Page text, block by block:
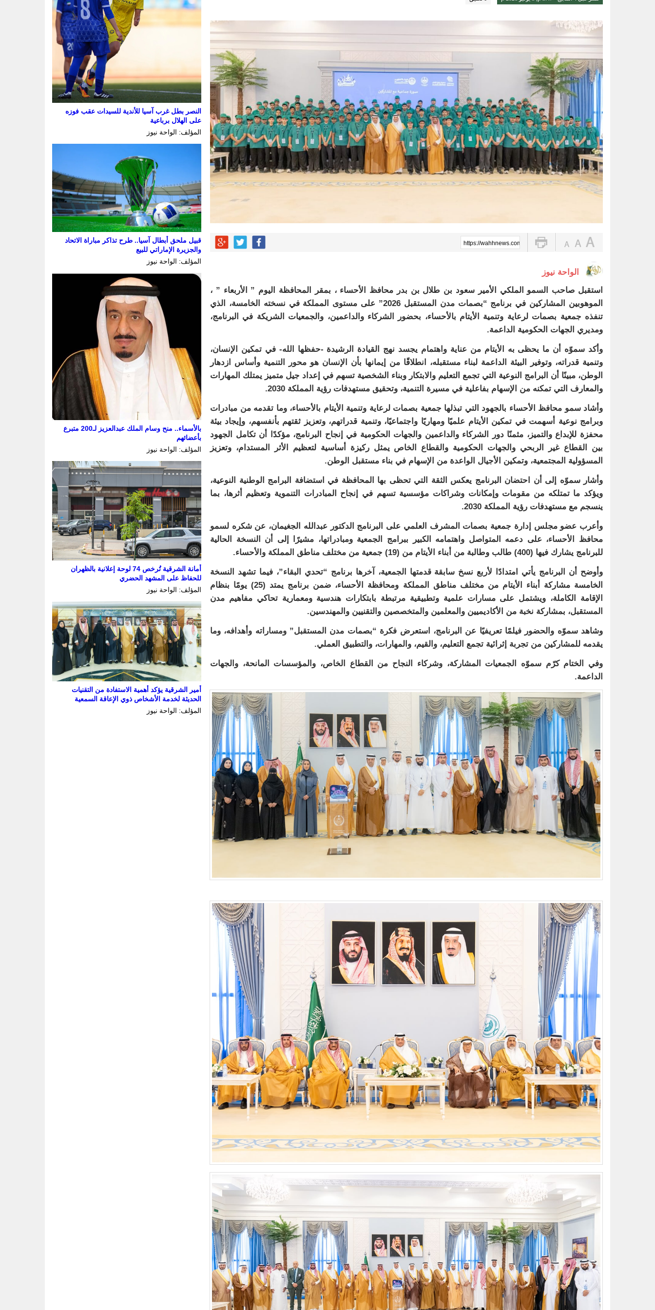
فريق طبي بالخبر ينهي معاناة تسعيني مع آلام الكتف بجراحة زراعة مفصل معكوس
حملة ميدانية بالدمام تضبط 55 مخالفة لناقلات المياه
أمير الشرقية يستقبل رئيس الهيئة السعودية للمياه ويطّلع على جهودها في المنطقة
نيابةً عن محافظ الأحساء.. وكيل المحافظة يرأس اجتماع لجنة السلامة المرورية
سلاح طبيعي ضد جلطات القلب.. كيف تحميك حفنة مكسرات 5 مرات أسبوعيا؟
كنز غني بالبروتين وقليل السعرات.. 6 فوائد صحية مذهلة لتناول الروبيان
https://wahhnews.com/?p=106169
الواحة نيوز
استقبل صاحب السمو الملكي الأمير سعود بن طلال بن بدر محافظ الأحساء ، بمقر المحافظة اليوم ” الأربعاء ” ،
الموهوبين المشاركين في برنامج “بصمات مدن المستقبل 2026” على مستوى المملكة في نسخته الخامسة، الذي
تنفذه جمعية بصمات لرعاية وتنمية الأيتام بالأحساء، بحضور الشركاء والداعمين، والجمعيات الشريكة في البرنامج،
ومديري الجهات الحكومية الداعمة.
وأكد سموّه أن ما يحظى به الأيتام من عناية واهتمام يجسد نهج القيادة الرشيدة -حفظها الله- في تمكين الإنسان،
وتنمية قدراته، وتوفير البيئة الداعمة لبناء مستقبله، انطلاقًا من إيمانها بأن الإنسان هو محور التنمية وأساس ازدهار
الوطن، مبينًا أن البرامج النوعية التي تجمع التعليم والابتكار وبناء الشخصية تسهم في إعداد جيل متميز يمتلك المهارات
والمعارف التي تمكنه من الإسهام بفاعلية في مسيرة التنمية، وتحقيق مستهدفات رؤية المملكة 2030.
وأشاد سمو محافظ الأحساء بالجهود التي تبذلها جمعية بصمات لرعاية وتنمية الأيتام بالأحساء، وما تقدمه من مبادرات
وبرامج نوعية أسهمت في تمكين الأيتام علميًا ومهاريًا واجتماعيًا، وتنمية قدراتهم، وتعزيز ثقتهم بأنفسهم، وإيجاد بيئة
محفزة للإبداع والتميز، مثمنًا دور الشركاء والداعمين والجهات الحكومية في إنجاح البرنامج، مؤكدًا أن تكامل الجهود
بين القطاع غير الربحي والجهات الحكومية والقطاع الخاص يمثل ركيزة أساسية لتعظيم الأثر المستدام، وتعزيز
المسؤولية المجتمعية، وتمكين الأجيال الواعدة من الإسهام في بناء مستقبل الوطن.
وأشار سموّه إلى أن احتضان البرنامج يعكس الثقة التي تحظى بها المحافظة في استضافة البرامج الوطنية النوعية،
ويؤكد ما تمتلكه من مقومات وإمكانات وشراكات مؤسسية تسهم في إنجاح المبادرات التنموية وتعظيم أثرها، بما
ينسجم مع مستهدفات رؤية المملكة 2030.
وأعرب عضو مجلس إدارة جمعية بصمات المشرف العلمي على البرنامج الدكتور عبدالله الجغيمان، عن شكره لسمو
محافظ الأحساء، على دعمه المتواصل واهتمامه الكبير ببرامج الجمعية ومبادراتها، مشيرًا إلى أن النسخة الحالية
للبرنامج يشارك فيها (400) طالب وطالبة من أبناء الأيتام من (19) جمعية من مختلف مناطق المملكة والأحساء.
وأوضح أن البرنامج يأتي امتدادًا لأربع نسخ سابقة قدمتها الجمعية، آخرها برنامج “تحدي البقاء”، فيما تشهد النسخة
الخامسة مشاركة أبناء الأيتام من مختلف مناطق المملكة ومحافظة الأحساء، ضمن برنامج يمتد (25) يومًا بنظام
الإقامة الكاملة، ويشتمل على مسارات علمية وتطبيقية مرتبطة بابتكارات هندسية ومعمارية تحاكي مفاهيم مدن
المستقبل، بمشاركة نخبة من الأكاديميين والمعلمين والمتخصصين والتقنيين والمهندسين.
وشاهد سموّه والحضور فيلمًا تعريفيًا عن البرنامج، استعرض فكرة “بصمات مدن المستقبل” ومساراته وأهدافه، وما
يقدمه للمشاركين من تجربة إثرائية تجمع التعليم، والقيم، والمهارات، والتطبيق العملي.
وفي الختام كرّم سموّه الجمعيات المشاركة، وشركاء النجاح من القطاع الخاص، والمؤسسات المانحة، والجهات
الداعمة.
النصر بطل غرب آسيا للأندية للسيدات عقب فوزه
على الهلال برباعية
المؤلف: الواحة نيوز
قبيل ملحق أبطال آسيا.. طرح تذاكر مباراة الاتحاد
والجزيرة الإماراتي للبيع
المؤلف: الواحة نيوز
بالأسماء.. منح وسام الملك عبدالعزيز لـ200 متبرع
بأعضائهم
المؤلف: الواحة نيوز
أمانة الشرقية تُرخص 74 لوحة إعلانية بالظهران
للحفاظ على المشهد الحضري
المؤلف: الواحة نيوز
أمير الشرقية يؤكد أهمية الاستفادة من التقنيات
الحديثة لخدمة الأشخاص ذوي الإعاقة السمعية
المؤلف: الواحة نيوز